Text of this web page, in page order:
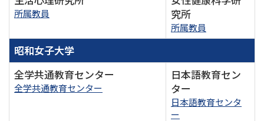
所属教員
究所
所属教員
昭和女子大学
全学共通教育センター
全学共通教育センター
日本語教育セン
ター
日本語教育センタ
ー